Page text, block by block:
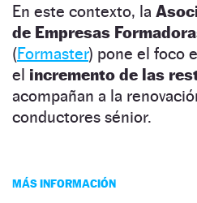
En este contexto, la
de Empresas
(Formaster) pone el foco
el incremento de las
acompañan a la
conductores sénior.
MÁS INFORMACIÓN